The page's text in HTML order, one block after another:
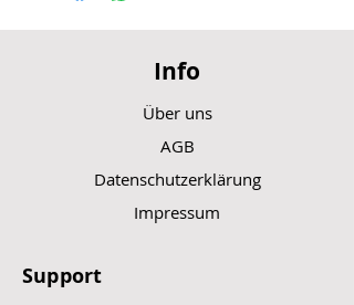
Info
Über uns
AGB
Datenschutzerklärung
Impressum
Support